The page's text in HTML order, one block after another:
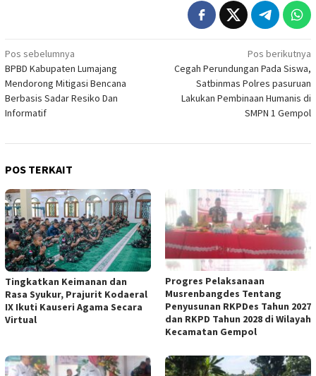
Navigasi
pos
Pos sebelumnya
BPBD Kabupaten Lumajang
Mendorong Mitigasi Bencana
Berbasis Sadar Resiko Dan
Informatif
Pos berikutnya
Cegah Perundungan Pada Siswa,
Satbinmas Polres pasuruan
Lakukan Pembinaan Humanis di
SMPN 1 Gempol
POS TERKAIT
Tingkatkan Keimanan dan
Rasa Syukur, Prajurit Kodaeral
IX Ikuti Kauseri Agama Secara
Virtual
Progres Pelaksanaan
Musrenbangdes Tentang
Penyusunan RKPDes Tahun 2027
dan RKPD Tahun 2028 di Wilayah
Kecamatan Gempol